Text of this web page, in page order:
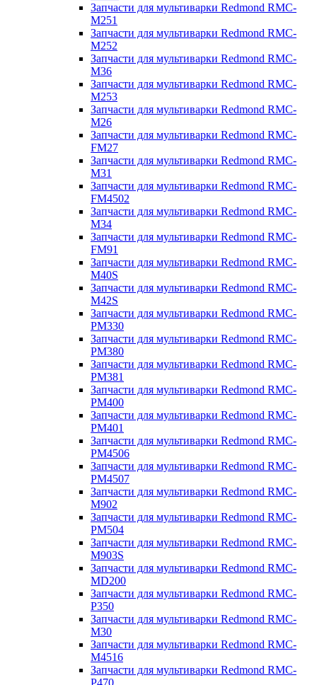
Запчасти для мультиварки Redmond RMC-
M251
Запчасти для мультиварки Redmond RMC-
M252
Запчасти для мультиварки Redmond RMC-
M36
Запчасти для мультиварки Redmond RMC-
M253
Запчасти для мультиварки Redmond RMC-
M26
Запчасти для мультиварки Redmond RMC-
FM27
Запчасти для мультиварки Redmond RMC-
M31
Запчасти для мультиварки Redmond RMC-
FM4502
Запчасти для мультиварки Redmond RMC-
M34
Запчасти для мультиварки Redmond RMC-
FM91
Запчасти для мультиварки Redmond RMC-
M40S
Запчасти для мультиварки Redmond RMC-
M42S
Запчасти для мультиварки Redmond RMC-
PM330
Запчасти для мультиварки Redmond RMC-
PM380
Запчасти для мультиварки Redmond RMC-
PM381
Запчасти для мультиварки Redmond RMC-
PM400
Запчасти для мультиварки Redmond RMC-
PM401
Запчасти для мультиварки Redmond RMC-
PM4506
Запчасти для мультиварки Redmond RMC-
PM4507
Запчасти для мультиварки Redmond RMC-
M902
Запчасти для мультиварки Redmond RMC-
PM504
Запчасти для мультиварки Redmond RMC-
M903S
Запчасти для мультиварки Redmond RMC-
MD200
Запчасти для мультиварки Redmond RMC-
P350
Запчасти для мультиварки Redmond RMC-
M30
Запчасти для мультиварки Redmond RMC-
M4516
Запчасти для мультиварки Redmond RMC-
P470